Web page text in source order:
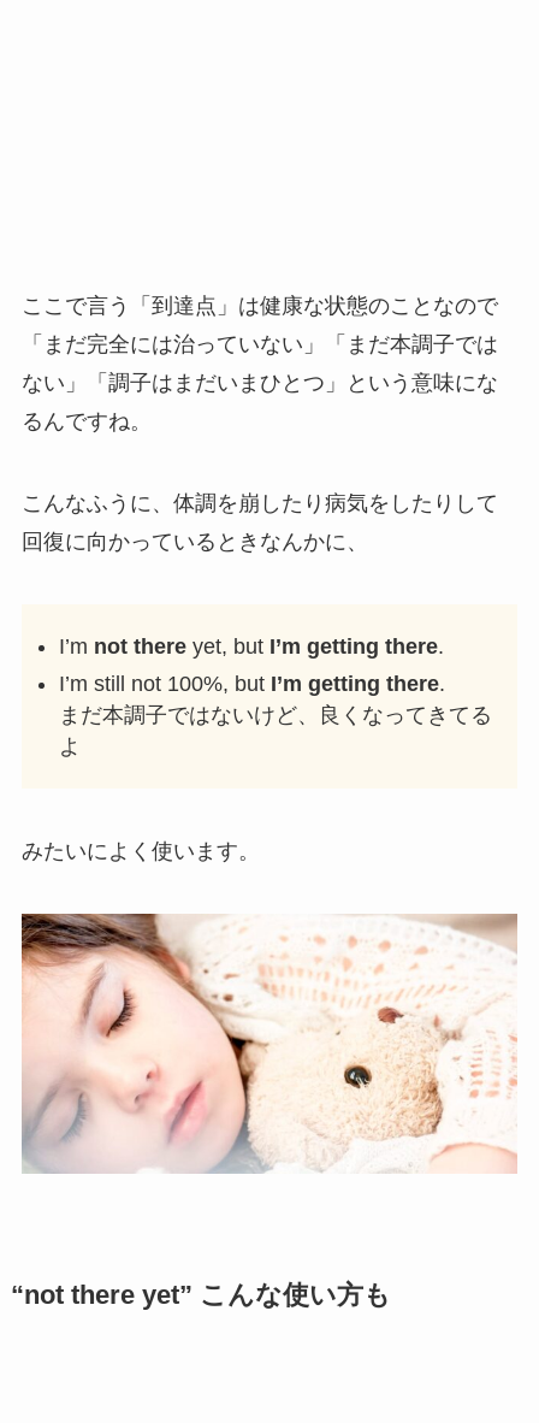
ここで言う「到達点」は健康な状態のことなので
「まだ完全には治っていない」「まだ本調子では
ない」「調子はまだいまひとつ」という意味にな
るんですね。
こんなふうに、体調を崩したり病気をしたりして
回復に向かっているときなんかに、
I’m not there yet, but I’m getting there.
I’m still not 100%, but I’m getting there.
まだ本調子ではないけど、良くなってきてる
よ
みたいによく使います。
“not there yet” こんな使い方も